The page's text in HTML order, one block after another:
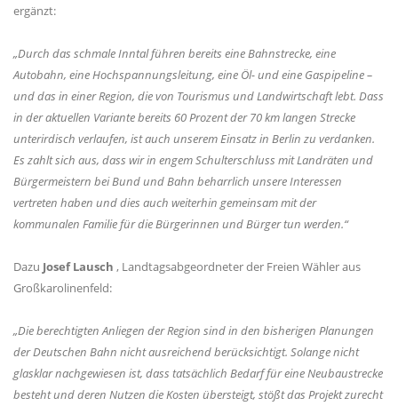
ergänzt:
Durch das schmale Inntal führen bereits eine Bahnstrecke, eine
Autobahn, eine Hochspannungsleitung, eine Öl- und eine Gaspipeline –
und das in einer Region, die von Tourismus und Landwirtschaft lebt. Dass
in der aktuellen Variante bereits 60 Prozent der 70 km langen Strecke
unterirdisch verlaufen, ist auch unserem Einsatz in Berlin zu verdanken.
Es zahlt sich aus, dass wir in engem Schulterschluss mit Landräten und
Bürgermeistern bei Bund und Bahn beharrlich unsere Interessen
vertreten haben und dies auch weiterhin gemeinsam mit der
kommunalen Familie für die Bürgerinnen und Bürger tun werden.“
Dazu Josef Lausch , Landtagsabgeordneter der Freien Wähler aus
Großkarolinenfeld:
Die berechtigten Anliegen der Region sind in den bisherigen Planungen
der Deutschen Bahn nicht ausreichend berücksichtigt. Solange nicht
glasklar nachgewiesen ist, dass tatsächlich Bedarf für eine Neubaustrecke
besteht und deren Nutzen die Kosten übersteigt, stößt das Projekt zurecht